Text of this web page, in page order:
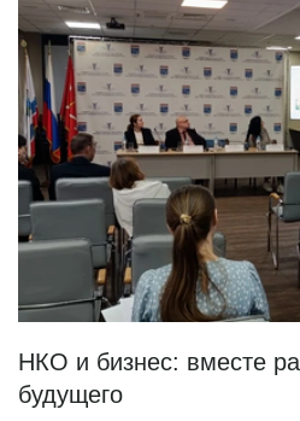
НКО и бизнес: вместе
будущего